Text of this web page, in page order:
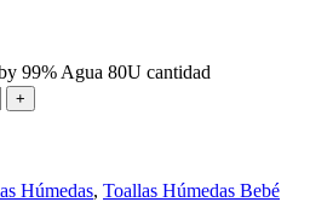
99% Agua 80U cantidad
Húmedas, Toallas Húmedas Bebé